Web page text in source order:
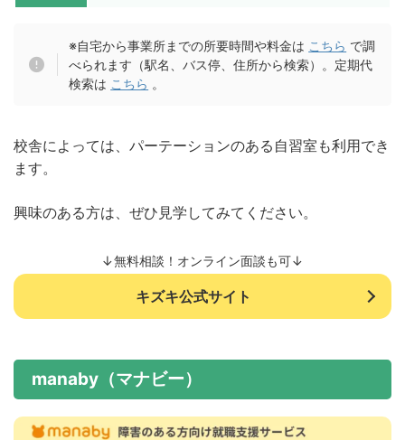
※自宅から事業所までの所要時間や料金は こちら で調
べられます（駅名、バス停、住所から検索）。定期代
検索は こちら 。
校舎によっては、パーテーションのある自習室も利用でき
ます。
興味のある方は、ぜひ見学してみてください。
↓無料相談！オンライン面談も可↓
キズキ公式サイト
manaby（マナビー）